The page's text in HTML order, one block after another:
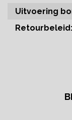
Uitvoering
Retourbeleid: